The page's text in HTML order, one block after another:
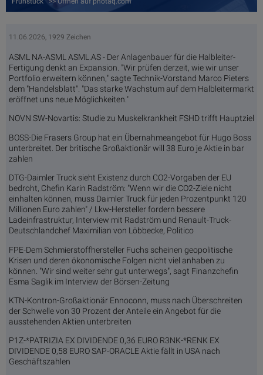
11.06.2026, 1929 Zeichen
ASML NA-ASML ASML.AS - Der Anlagenbauer für die Halbleiter-
Fertigung denkt an Expansion. "Wir prüfen derzeit, wie wir unser
Portfolio erweitern können," sagte Technik-Vorstand Marco Pieters
dem "Handelsblatt". "Das starke Wachstum auf dem Halbleitermarkt
eröffnet uns neue Möglichkeiten."
NOVN SW-Novartis: Studie zu Muskelkrankheit FSHD trifft Hauptziel
BOSS-Die Frasers Group hat ein Übernahmeangebot für Hugo Boss
unterbreitet. Der britische Großaktionär will 38 Euro je Aktie in bar
zahlen
DTG-Daimler Truck sieht Existenz durch CO2-Vorgaben der EU
bedroht, Chefin Karin Radström: "Wenn wir die CO2-Ziele nicht
einhalten können, muss Daimler Truck für jeden Prozentpunkt 120
Millionen Euro zahlen" / Lkw-Hersteller fordern bessere
Ladeinfrastruktur, Interview mit Radström und Renault-Truck-
Deutschlandchef Maximilian von Löbbecke, Politico
FPE-Dem Schmierstoffhersteller Fuchs scheinen geopolitische
Krisen und deren ökonomische Folgen nicht viel anhaben zu
können. "Wir sind weiter sehr gut unterwegs", sagt Finanzchefin
Esma Saglik im Interview der Börsen-Zeitung
KTN-Kontron-Großaktionär Ennoconn, muss nach Überschreiten
der Schwelle von 30 Prozent der Anteile ein Angebot für die
ausstehenden Aktien unterbreiten
P1Z-*PATRIZIA EX DIVIDENDE 0,36 EURO R3NK-*RENK EX
DIVIDENDE 0,58 EURO SAP-ORACLE Aktie fällt in USA nach
Geschäftszahlen